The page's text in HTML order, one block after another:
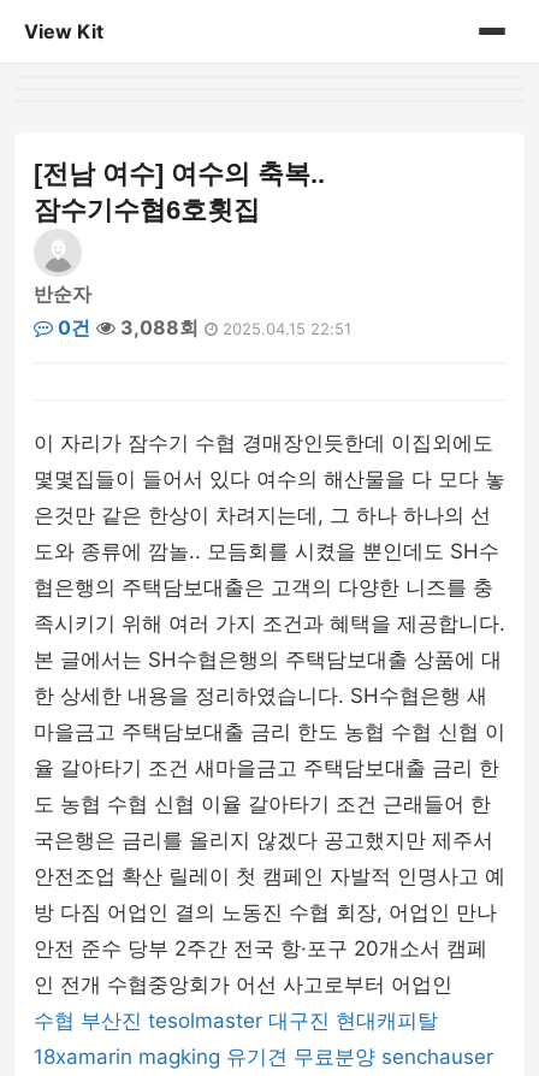
View Kit
[전남 여수] 여수의 축복..
잠수기수협6호횟집
반순자
0건
3,088회 2025.04.15 22:51
이 자리가 잠수기 수협 경매장인듯한데 이집외에도
몇몇집들이 들어서 있다 여수의 해산물을 다 모다 놓
은것만 같은 한상이 차려지는데, 그 하나 하나의 선
도와 종류에 깜놀.. 모듬회를 시켰을 뿐인데도 SH수
협은행의 주택담보대출은 고객의 다양한 니즈를 충
족시키기 위해 여러 가지 조건과 혜택을 제공합니다.
본 글에서는 SH수협은행의 주택담보대출 상품에 대
한 상세한 내용을 정리하였습니다. SH수협은행 새
마을금고 주택담보대출 금리 한도 농협 수협 신협 이
율 갈아타기 조건 새마을금고 주택담보대출 금리 한
도 농협 수협 신협 이율 갈아타기 조건 근래들어 한
국은행은 금리를 올리지 않겠다 공고했지만 제주서
안전조업 확산 릴레이 첫 캠페인 자발적 인명사고 예
방 다짐 어업인 결의 노동진 수협 회장, 어업인 만나
안전 준수 당부 2주간 전국 항·포구 20개소서 캠페
인 전개 수협중앙회가 어선 사고로부터 어업인
수협 부산진 tesolmaster 대구진 현대캐피탈
18xamarin magking 유기견 무료분양 senchauser